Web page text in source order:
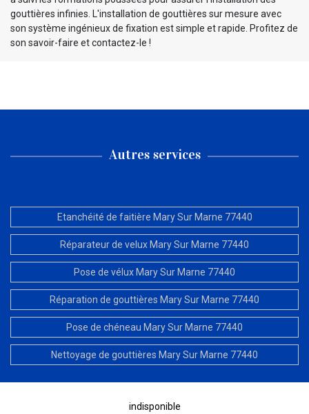
gouttières infinies. L'installation de gouttières sur mesure avec
son système ingénieux de fixation est simple et rapide. Profitez de
son savoir-faire et contactez-le !
Autres services
Etanchéité de faitière Mary Sur Marne 77440
Réparateur de velux Mary Sur Marne 77440
Pose de vélux Mary Sur Marne 77440
Réparation de gouttières Mary Sur Marne 77440
Pose de chéneau Mary Sur Marne 77440
Nettoyage de gouttières Mary Sur Marne 77440
indisponible